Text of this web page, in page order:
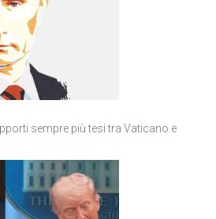
sempre più tesi tra Vaticano e